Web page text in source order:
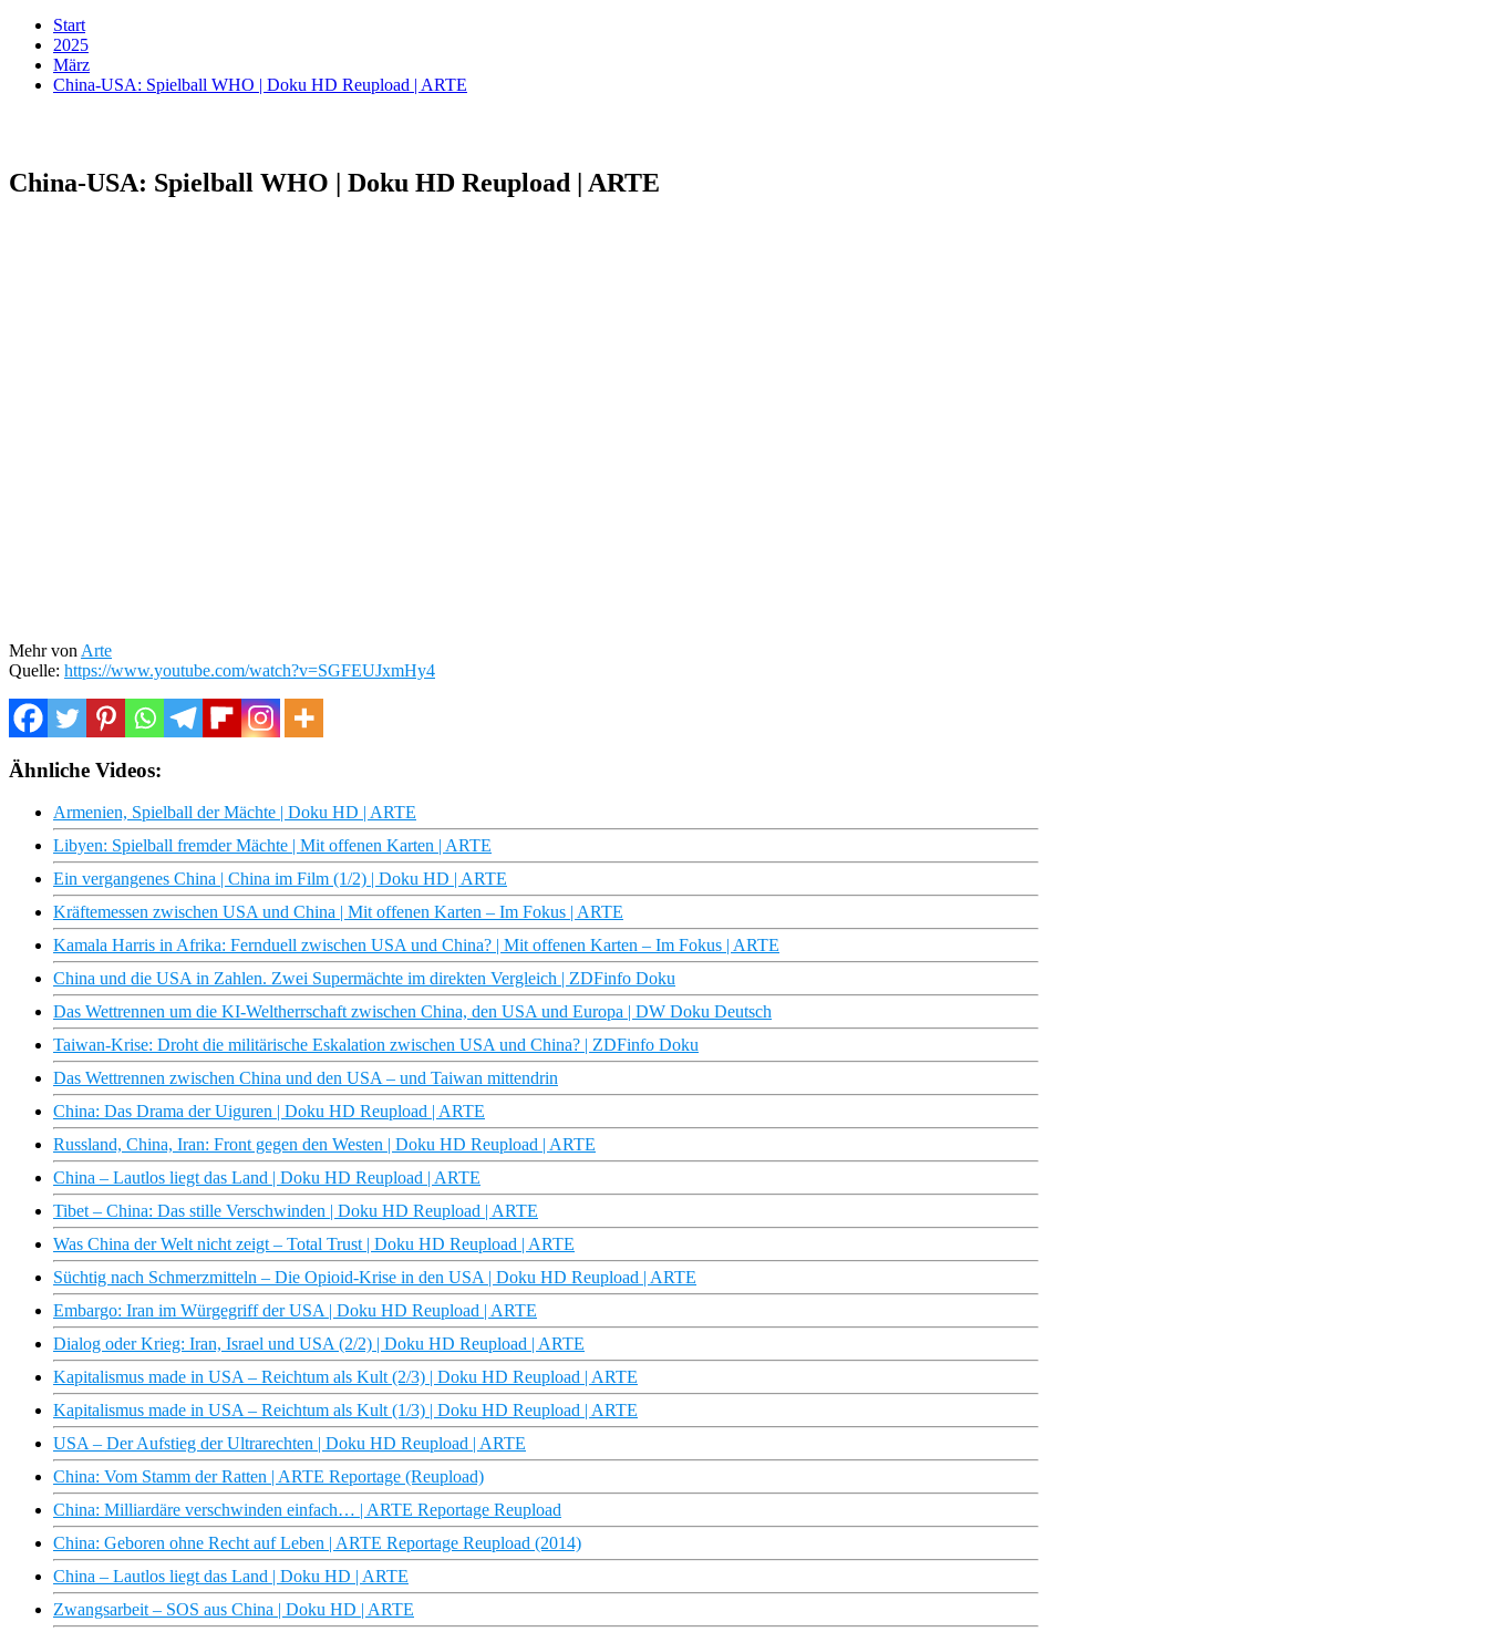
Start
2025
März
China-USA: Spielball WHO | Doku HD Reupload | ARTE
China-USA: Spielball WHO | Doku HD Reupload | ARTE
Mehr von Arte
Quelle: https://www.youtube.com/watch?v=SGFEUJxmHy4
Ähnliche Videos:
Armenien, Spielball der Mächte | Doku HD | ARTE
Libyen: Spielball fremder Mächte | Mit offenen Karten | ARTE
Ein vergangenes China | China im Film (1/2) | Doku HD | ARTE
Kräftemessen zwischen USA und China | Mit offenen Karten – Im Fokus | ARTE
Kamala Harris in Afrika: Fernduell zwischen USA und China? | Mit offenen Karten – Im Fokus | ARTE
China und die USA in Zahlen. Zwei Supermächte im direkten Vergleich | ZDFinfo Doku
Das Wettrennen um die KI-Weltherrschaft zwischen China, den USA und Europa | DW Doku Deutsch
Taiwan-Krise: Droht die militärische Eskalation zwischen USA und China? | ZDFinfo Doku
Das Wettrennen zwischen China und den USA – und Taiwan mittendrin
China: Das Drama der Uiguren | Doku HD Reupload | ARTE
Russland, China, Iran: Front gegen den Westen | Doku HD Reupload | ARTE
China – Lautlos liegt das Land | Doku HD Reupload | ARTE
Tibet – China: Das stille Verschwinden | Doku HD Reupload | ARTE
Was China der Welt nicht zeigt – Total Trust | Doku HD Reupload | ARTE
Süchtig nach Schmerzmitteln – Die Opioid-Krise in den USA | Doku HD Reupload | ARTE
Embargo: Iran im Würgegriff der USA | Doku HD Reupload | ARTE
Dialog oder Krieg: Iran, Israel und USA (2/2) | Doku HD Reupload | ARTE
Kapitalismus made in USA – Reichtum als Kult (2/3) | Doku HD Reupload | ARTE
Kapitalismus made in USA – Reichtum als Kult (1/3) | Doku HD Reupload | ARTE
USA – Der Aufstieg der Ultrarechten | Doku HD Reupload | ARTE
China: Vom Stamm der Ratten | ARTE Reportage (Reupload)
China: Milliardäre verschwinden einfach… | ARTE Reportage Reupload
China: Geboren ohne Recht auf Leben | ARTE Reportage Reupload (2014)
China – Lautlos liegt das Land | Doku HD | ARTE
Zwangsarbeit – SOS aus China | Doku HD | ARTE